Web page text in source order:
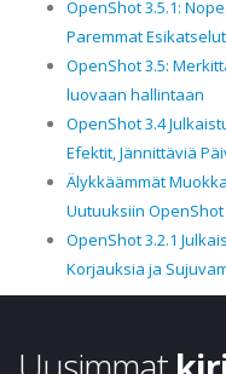
OpenShot 3.5.1:
Paremmat Esikatselut
OpenShot 3.5:
luovaan hallintaan
OpenShot 3.4
Efektit, Jännittäviä
Älykkäämmät
Uutuuksiin OpenShot
OpenShot 3.2.1
Korjauksia ja